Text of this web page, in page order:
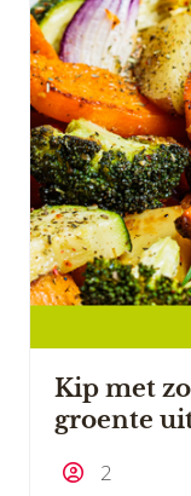
Kip met
groente
2